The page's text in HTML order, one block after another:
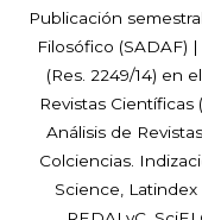
Publicación
Filosófico (SADAF) |
(Res. 2249/14) en
Revistas Científicas
Análisis de
Colciencias.
Science,